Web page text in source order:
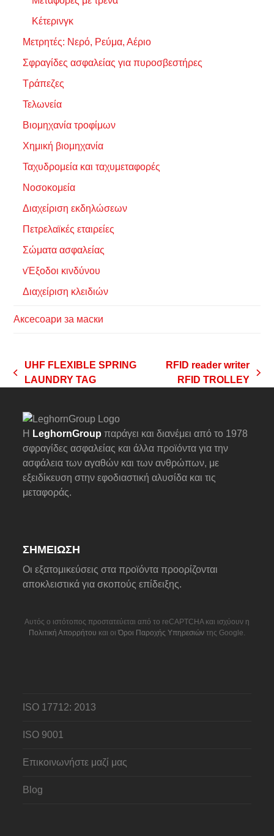
Κέτερινγκ
Μετρητές: Νερό, Ρεύμα, Αέριο
Σφραγίδες ασφαλείας για πυροσβεστήρες
Τράπεζες
Τελωνεία
Βιομηχανία τροφίμων
Χημική βιομηχανία
Ταχυδρομεία και ταχυμεταφορές
Νοσοκομεία
Διαχείριση εκδηλώσεων
Πετρελαϊκές εταιρείες
Σώματα ασφαλείας
vΈξοδοι κινδύνου
Διαχείριση κλειδιών
Аксесоари за маски
previous
UHF FLEXIBLE SPRING
LAUNDRY TAG
RFID reader writer
RFID TROLLEY
Η LeghornGroup παράγει και διανέμει από το 1978
σφραγίδες ασφαλείας και άλλα προϊόντα για την
ασφάλεια των αγαθών και των ανθρώπων, με
εξειδίκευση στην εφοδιαστική αλυσίδα και τις
μεταφοράς.
ΣΗΜΕΊΩΣΗ
Οι εξατομικεύσεις στα προϊόντα προορίζονται
αποκλειστικά για σκοπούς επίδειξης.
Αυτός ο ιστότοπος προστατεύεται από το reCAPTCHA και ισχύουν η
Πολιτική Απορρήτου και οιΌροι Παροχής Υπηρεσιών της Google.
ISO 17712: 2013
ISO 9001
Επικοινωνήστε μαζί μας
Blog